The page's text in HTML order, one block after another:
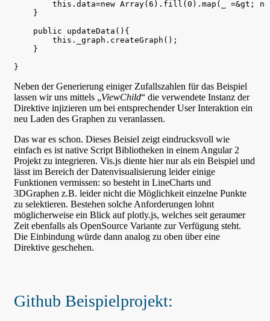
this.data=new Array(6).fill(0).map(_ =&gt;
    }
    public updateData(){
        this._graph.createGraph();
    }
Neben der Generierung einiger Zufallszahlen für das Beispiel
lassen wir uns mittels „ViewChild“ die verwendete Instanz der
Direktive injizieren um bei entsprechender User Interaktion ein
neu Laden des Graphen zu veranlassen.
Das war es schon. Dieses Beisiel zeigt eindrucksvoll wie
einfach es ist native Script Bibliotheken in einem Angular 2
Projekt zu integrieren. Vis.js diente hier nur als ein Beispiel und
lässt im Bereich der Datenvisualisierung leider einige
Funktionen vermissen: so besteht in LineCharts und
3DGraphen z.B. leider nicht die Möglichkeit einzelne Punkte
zu selektieren. Bestehen solche Anforderungen lohnt
möglicherweise ein Blick auf plotly.js, welches seit geraumer
Zeit ebenfalls als OpenSource Variante zur Verfügung steht.
Die Einbindung würde dann analog zu oben über eine
Direktive geschehen.
Github Beispielprojekt: